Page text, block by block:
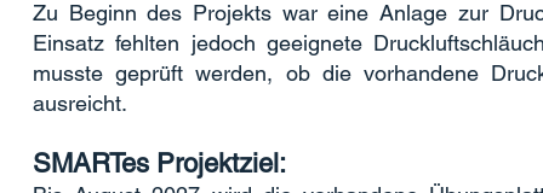
Zu Beginn des Projekts war eine Anlage zur
Einsatz fehlten jedoch geeignete
musste geprüft werden, ob die vorhandene
ausreicht.
SMARTes Projektziel: